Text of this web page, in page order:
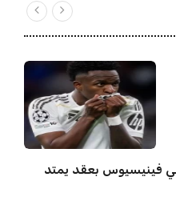
فينيسيوس بعقد يمتد